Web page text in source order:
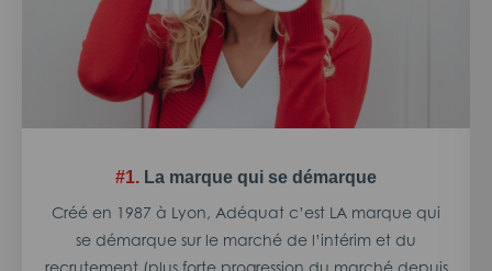
#1. La marque qui se démarque
Créé en 1987 à Lyon, Adéquat c’est LA marque qui
se démarque sur le marché de l’intérim et du